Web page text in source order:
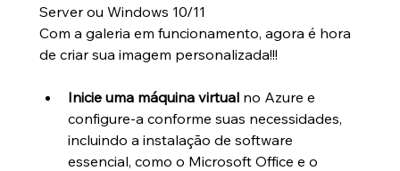
Server ou Windows 10/11
Com a galeria em funcionamento, agora é hora
de criar sua imagem personalizada!!!
Inicie uma máquina virtual no Azure e
configure-a conforme suas necessidades,
incluindo a instalação de software
essencial, como o Microsoft Office e o